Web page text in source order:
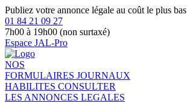
Publiez votre annonce légale au coût le plus bas
01 84 21 09 27
7h00 à 19h00 (non surtaxé)
Espace JAL-Pro
NOS
FORMULAIRES JOURNAUX
HABILITES CONSULTER
LES ANNONCES LEGALES